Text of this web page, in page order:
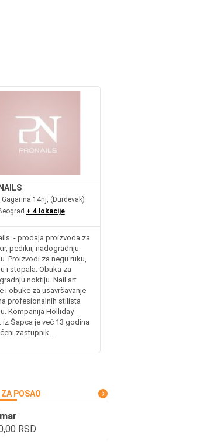
14nj, (Đurđevak)
+ 4 lokacije
- prodaja proizvoda za
pedikir, nadogradnju
Proizvodi za negu ruku,
i stopala. Obuka za
noktiju. Nail art
i obuke za usavršavanje
profesionalnih stilista
Kompanija Holliday
iz Šapca je već 13 godina
zastupnik...
POSAO
RSD